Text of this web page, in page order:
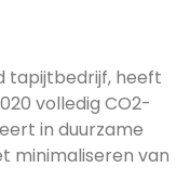
tapijtbedrijf, heeft
volledig CO2-
in duurzame
minimaliseren van